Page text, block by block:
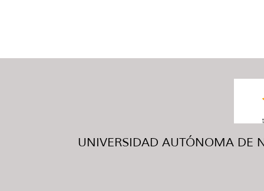
UNIVERSIDAD AUTÓNOMA DE